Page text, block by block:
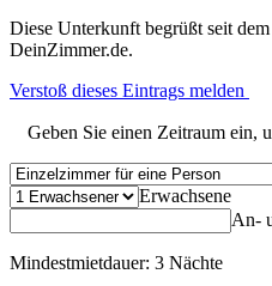
Diese Unterkunft begrüßt seit
DeinZimmer.de.
Verstoß dieses Eintrags melden
Geben Sie einen Zeitraum ein,
Erwachsene
An-
Mindestmietdauer: 3 Nächte